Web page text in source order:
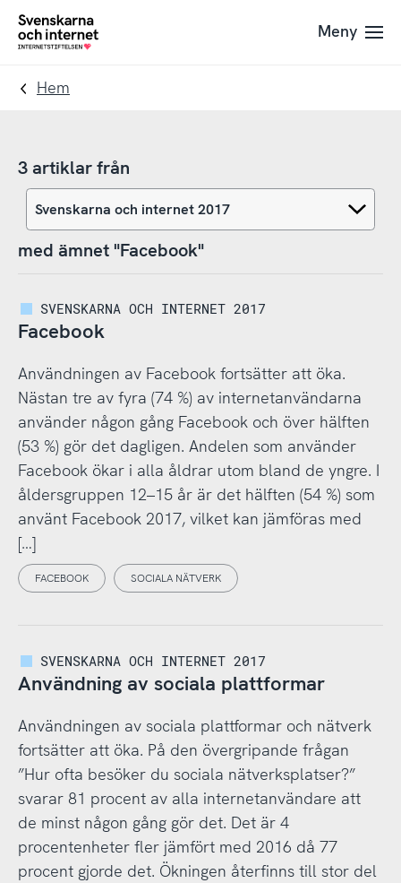
Till
navigation
Till
innehåll
To
Meny
Hem
3 artiklar från
med ämnet "Facebook"
SVENSKARNA OCH INTERNET 2017
Facebook
Användningen av Facebook fortsätter att öka.
Nästan tre av fyra (74 %) av internetanvändarna
använder någon gång Facebook och över hälften
(53 %) gör det dagligen. Andelen som använder
Facebook ökar i alla åldrar utom bland de yngre. I
åldersgruppen 12–15 år är det hälften (54 %) som
använt Facebook 2017, vilket kan jämföras med
[…]
FACEBOOK SOCIALA NÄTVERK
SVENSKARNA OCH INTERNET 2017
Användning av sociala plattformar
Användningen av sociala plattformar och nätverk
fortsätter att öka. På den övergripande frågan
”Hur ofta besöker du sociala nätverksplatser?”
svarar 81 procent av alla internetanvändare att
de minst någon gång gör det. Det är 4
procentenheter fler jämfört med 2016 då 77
procent gjorde det. Ökningen återfinns till stor del